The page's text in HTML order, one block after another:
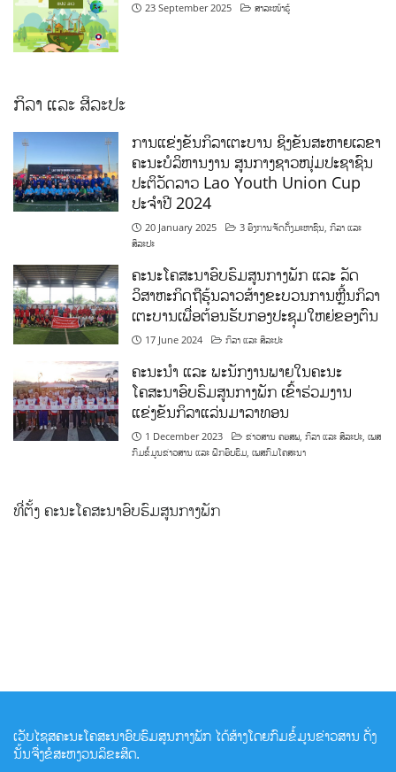
23 September 2025 ສາລະໜ້າຮູ້
ກິລາ ແລະ ສິລະປະ
ການແຂ່ງຂັນກິລາເຕະບານ ຊິງຂັນສະຫາຍເລຂາ
ຄະນະບໍລິຫານງານ ສູນກາງຊາວໜຸ່ມປະຊາຊົນ
ປະຕິວັດລາວ Lao Youth Union Cup
ປະຈຳປີ 2024
20 January 2025 3 ອົງການຈັດຕັ້ງມະຫາຊົນ,ກິລາ ແລະ
ສິລະປະ
ຄະນະໂຄສະນາອົບຮົມສູນກາງພັກ ແລະ ລັດ
ວິສາຫະກິດຖືຮຸ້ນລາວສ້າງຂະບວນການຫຼີ້ນກິລາ
ເຕະບານເພື່ອຕ້ອນຮັບກອງປະຊຸມໃຫຍ່ຂອງຕົນ
17 June 2024 ກິລາ ແລະ ສິລະປະ
ຄະນະນຳ ແລະ ພະນັກງານພາຍໃນຄະນະ
ໂຄສະນາອົບຮົມສູນກາງພັກ ເຂົ້າຮ່ວມງານ
ແຂ່ງຂັນກິລາແລ່ນມາລາທອນ
1 December 2023 ຂ່າວສານ ຄອສພ,ກິລາ ແລະ ສິລະປະ,ເພສ
ກົມຂໍ້ມູນຂ່າວສານ ແລະ ຝຶກອົບຮົມ,ເພສກົມໂຄສະນາ
ທີ່ຕັ້ງ ຄະນະໂຄສະນາອົບຮົມສູນກາງພັກ
ເວັບໄຊສຄະນະໂຄສະນາອົບຮົມສູນກາງພັກ ໄດ້ສ້າງໂດຍກົມຂໍ້ມູນຂ່າວສານ ດັ່ງ
ນັ້ນຈື່ງຂໍສະຫງວນລິຂະສິດ.